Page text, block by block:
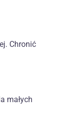
Chronić
małych